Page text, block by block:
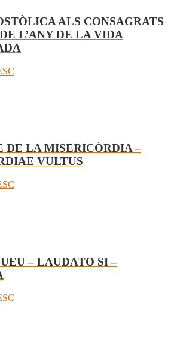
ALS CONSAGRATS
L’ANY DE LA VIDA
DE LA MISERICÒRDIA –
VULTUS
– LAUDATO SI –